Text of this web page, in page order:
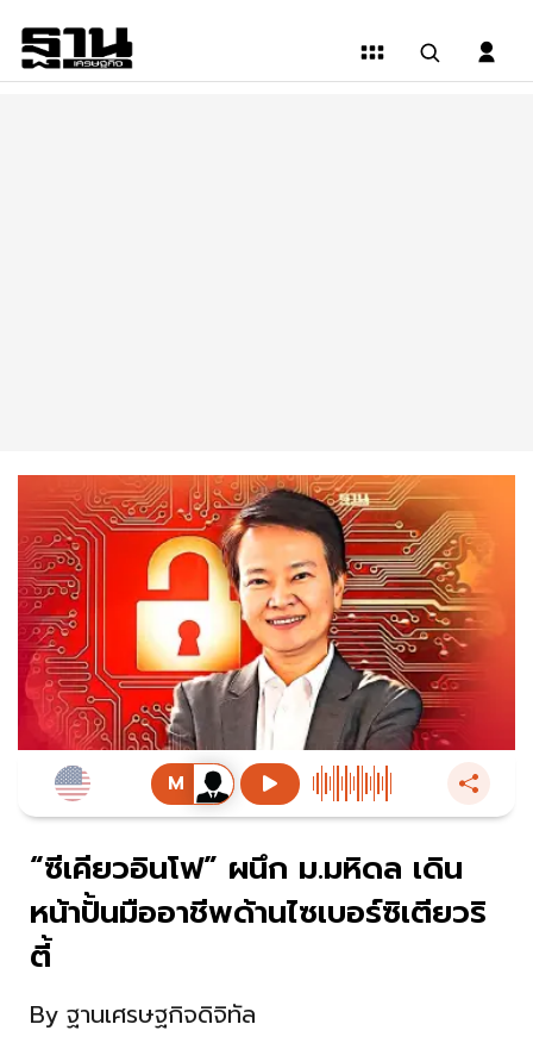
“ซีเคียวอินโฟ” ผนึก ม.มหิดล เดิน
หน้าปั้นมืออาชีพด้านไซเบอร์ซิเตียวริ
ตี้
By ฐานเศรษฐกิจดิจิทัล